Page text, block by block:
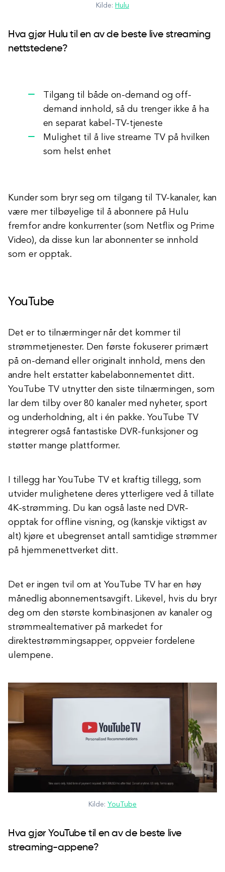
Kilde: Hulu
Hva gjør Hulu til en av de beste live streaming
nettstedene?
Tilgang til både on-demand og off-
demand innhold, så du trenger ikke å ha
en separat kabel-TV-tjeneste
Mulighet til å live streame TV på hvilken
som helst enhet
Kunder som bryr seg om tilgang til TV-kanaler, kan
være mer tilbøyelige til å abonnere på Hulu
fremfor andre konkurrenter (som Netflix og Prime
Video), da disse kun lar abonnenter se innhold
som er opptak.
YouTube
Det er to tilnærminger når det kommer til
strømmetjenester. Den første fokuserer primært
på on-demand eller originalt innhold, mens den
andre helt erstatter kabelabonnementet ditt.
YouTube TV utnytter den siste tilnærmingen, som
lar dem tilby over 80 kanaler med nyheter, sport
og underholdning, alt i én pakke. YouTube TV
integrerer også fantastiske DVR-funksjoner og
støtter mange plattformer.
I tillegg har YouTube TV et kraftig tillegg, som
utvider mulighetene deres ytterligere ved å tillate
4K-strømming. Du kan også laste ned DVR-
opptak for offline visning, og (kanskje viktigst av
alt) kjøre et ubegrenset antall samtidige strømmer
på hjemmenettverket ditt.
Det er ingen tvil om at YouTube TV har en høy
månedlig abonnementsavgift. Likevel, hvis du bryr
deg om den største kombinasjonen av kanaler og
strømmealternativer på markedet for
direktestrømmingsapper, oppveier fordelene
ulempene.
Kilde: YouTube
Hva gjør YouTube til en av de beste live
streaming-appene?